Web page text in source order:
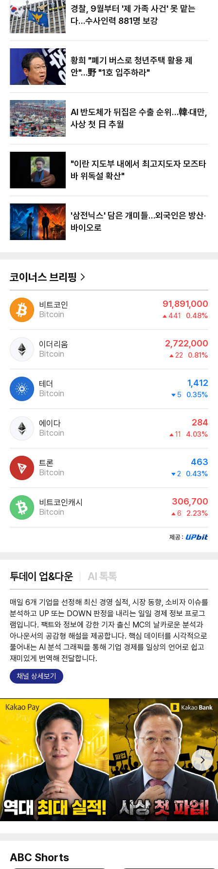
경찰, 9월부터 '제 가족 사건' 못 맡는
다…수사인력 881명 보강
황희 "폐기 버스로 청년주택 활용 제
안"…野 "1호 입주하라"
AI 반도체가 뒤집은 수출 순위…韓·대만,
사상 첫 日 추월
"이란 지도부 내에서 최고지도자 모즈타
바 위독설 확산"
'삼전닉스' 담은 개미들…외국인은 방산·
바이오로
코이너스 브리핑
비트코인
Bitcoin
91,891,000
441 0.48%
이더리움
Bitcoin
2,722,000
22 0.81%
테더
Bitcoin
1,412
5 0.35%
에이다
Bitcoin
284
11 4.03%
트론
Bitcoin
463
2 0.43%
비트코인캐시
Bitcoin
306,700
6 2.23%
제공:UPbit
투데이 업&다운 AI 톡톡
매일 6개 기업을 선정해 최신 경영 실적, 시장 동향, 소비자 이슈를
분석하고 UP 또는 DOWN 판정을 내리는 일일 경제 정보 프로그
램입니다. 팩트와 정보에 강한 기자 출신 MC의 날카로운 분석과
아나운서의 공감형 해설을 제공합니다. 핵심 데이터를 시각적으로
풀어내는 AI 분석 그래픽을 통해 기업 경제를 일상의 언어로 쉽고
재미있게 번역해 전달합니다.
채널 상세보기
ABC Shorts